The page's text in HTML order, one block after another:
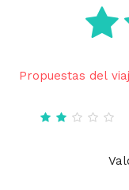
Propuestas del